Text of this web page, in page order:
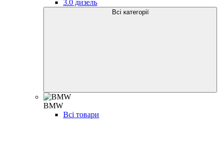
3.0 дизель
Всі категорії
BMW
Всі товари